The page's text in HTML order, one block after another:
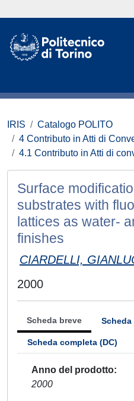
IRIS
Catalogo POLITO
4 Contributo in Atti di
4.1 Contributo in Atti di
Surface
substrates with
lattices as water-
finishes
CIARDELLI,
2000
Scheda breve
Scheda completa (DC)
Anno del prodotto
2000